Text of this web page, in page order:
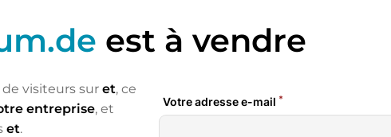
est à vendre
visiteurs sur et, ce
entreprise, et
et.